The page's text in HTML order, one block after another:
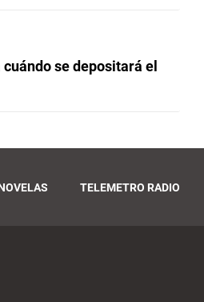
cuándo se depositará el
TELEMETRO RADIO